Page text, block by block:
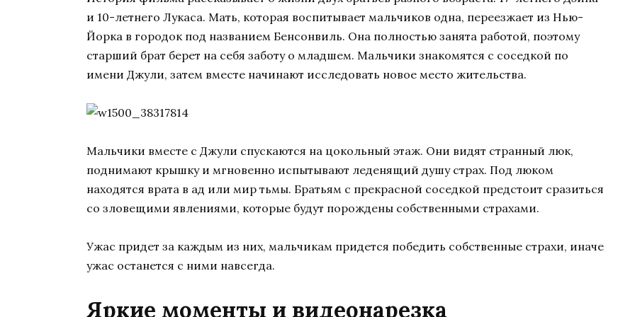
и 10-летнего Лукаса. Мать, которая воспитывает мальчиков одна, переезжает из Нью-
Йорка в городок под названием Бенсонвиль. Она полностью занята работой, поэтому
старший брат берет на себя заботу о младшем. Мальчики знакомятся с соседкой по
имени Джули, затем вместе начинают исследовать новое место жительства.
Мальчики вместе с Джули спускаются на цокольный этаж. Они видят странный люк,
поднимают крышку и мгновенно испытывают леденящий душу страх. Под люком
находятся врата в ад или мир тьмы. Братьям с прекрасной соседкой предстоит сразиться
со зловещими явлениями, которые будут порождены собственными страхами.
Ужас придет за каждым из них, мальчикам придется победить собственные страхи, иначе
ужас останется с ними навсегда.
Яркие моменты и видеонарезка